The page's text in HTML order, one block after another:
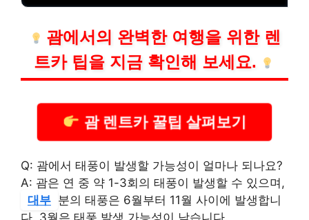
괌에서의 완벽한 여행을 위한 렌
트카 팁을 지금 확인해 보세요.
괌 렌트카 꿀팁 살펴보기
Q: 괌에서 태풍이 발생할 가능성이 얼마나 되나요?
A: 괌은 연 중 약 1-3회의 태풍이 발생할 수 있으며,
대부 분의 태풍은 6월부터 11월 사이에 발생합니
다. 3월은 태풍 발생 가능성이 낮습니다.